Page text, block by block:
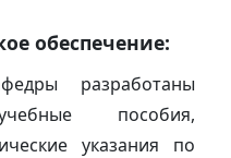
обеспечение:
разработаны
пособия,
указания по